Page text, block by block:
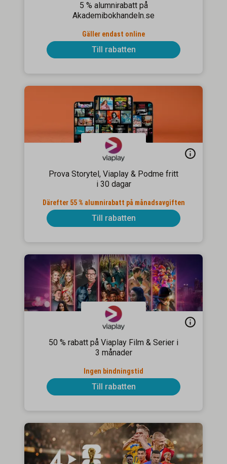
5 % alumnirabatt på
Akademibokhandeln.se
Gäller endast online
Till rabatten
Prova Storytel, Viaplay & Podme fritt
i 30 dagar
Därefter 55 % alumnirabatt på månadsavgiften
Till rabatten
50 % rabatt på Viaplay Film & Serier i
3 månader
Ingen bindningstid
Till rabatten